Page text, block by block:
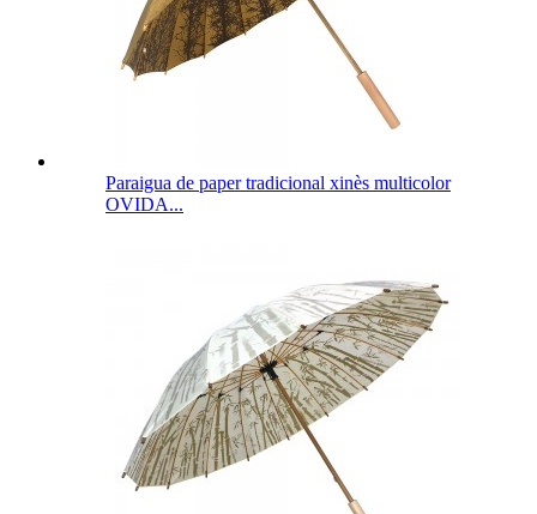
Paraigua de paper tradicional xinès multicolor
OVIDA...